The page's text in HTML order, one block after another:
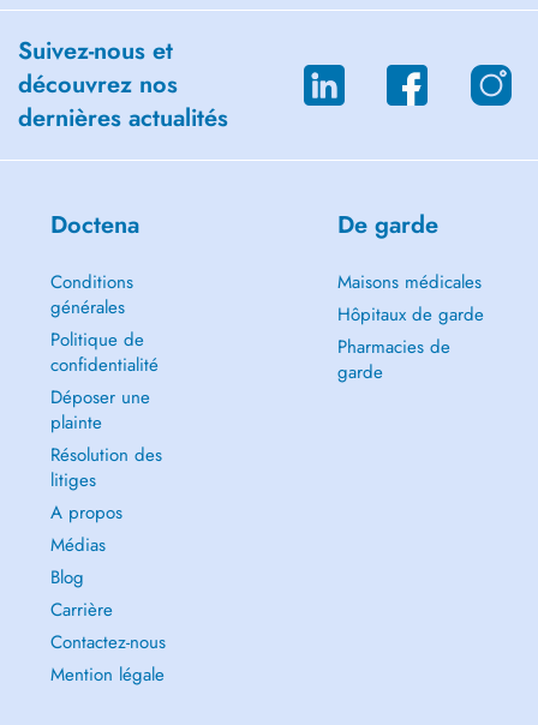
Suivez-nous et
découvrez nos
dernières actualités
Doctena
Conditions
générales
Politique de
confidentialité
Déposer une
plainte
Résolution des
litiges
A propos
Médias
Blog
Carrière
Contactez-nous
Mention légale
De garde
Maisons médicales
Hôpitaux de garde
Pharmacies de
garde